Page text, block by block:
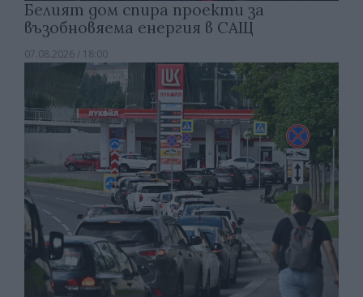
Белият дом спира проекти за
възобновяема енергия в САЩ
07.08.2026 / 18:00